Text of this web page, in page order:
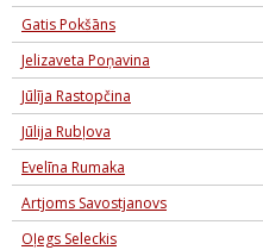
Gatis Pokšāns
Jelizaveta Poņavina
Jūlīja Rastopčina
Jūlija Rubļova
Evelīna Rumaka
Artjoms Savostjanovs
Oļegs Seleckis